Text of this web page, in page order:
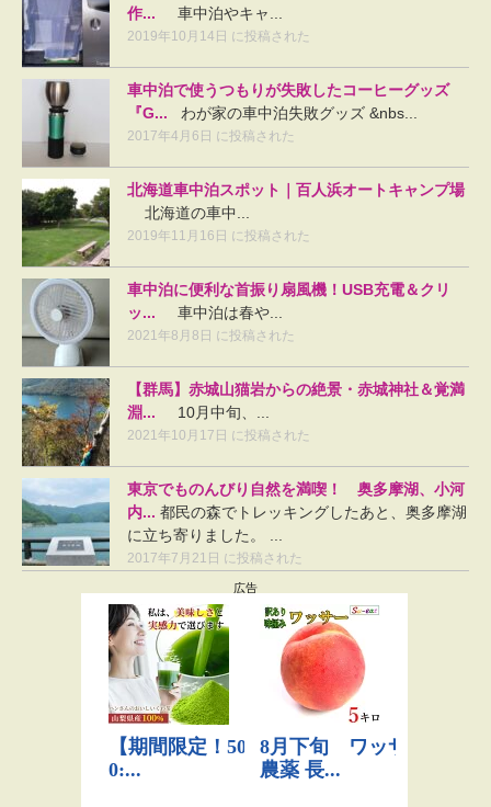
作...
車中泊やキャ...
2019年10月14日 に投稿された
車中泊で使うつもりが失敗したコーヒーグッズ
『G...
わが家の車中泊失敗グッズ &nbs...
2017年4月6日 に投稿された
北海道車中泊スポット｜百人浜オートキャンプ場
北海道の車中...
2019年11月16日 に投稿された
車中泊に便利な首振り扇風機！USB充電＆クリ
ッ...
車中泊は春や...
2021年8月8日 に投稿された
【群馬】赤城山猫岩からの絶景・赤城神社＆覚満
淵...
10月中旬、...
2021年10月17日 に投稿された
東京でものんびり自然を満喫！ 奥多摩湖、小河
内... 都民の森でトレッキングしたあと、奥多摩湖
に立ち寄りました。 ...
2017年7月21日 に投稿された
広告